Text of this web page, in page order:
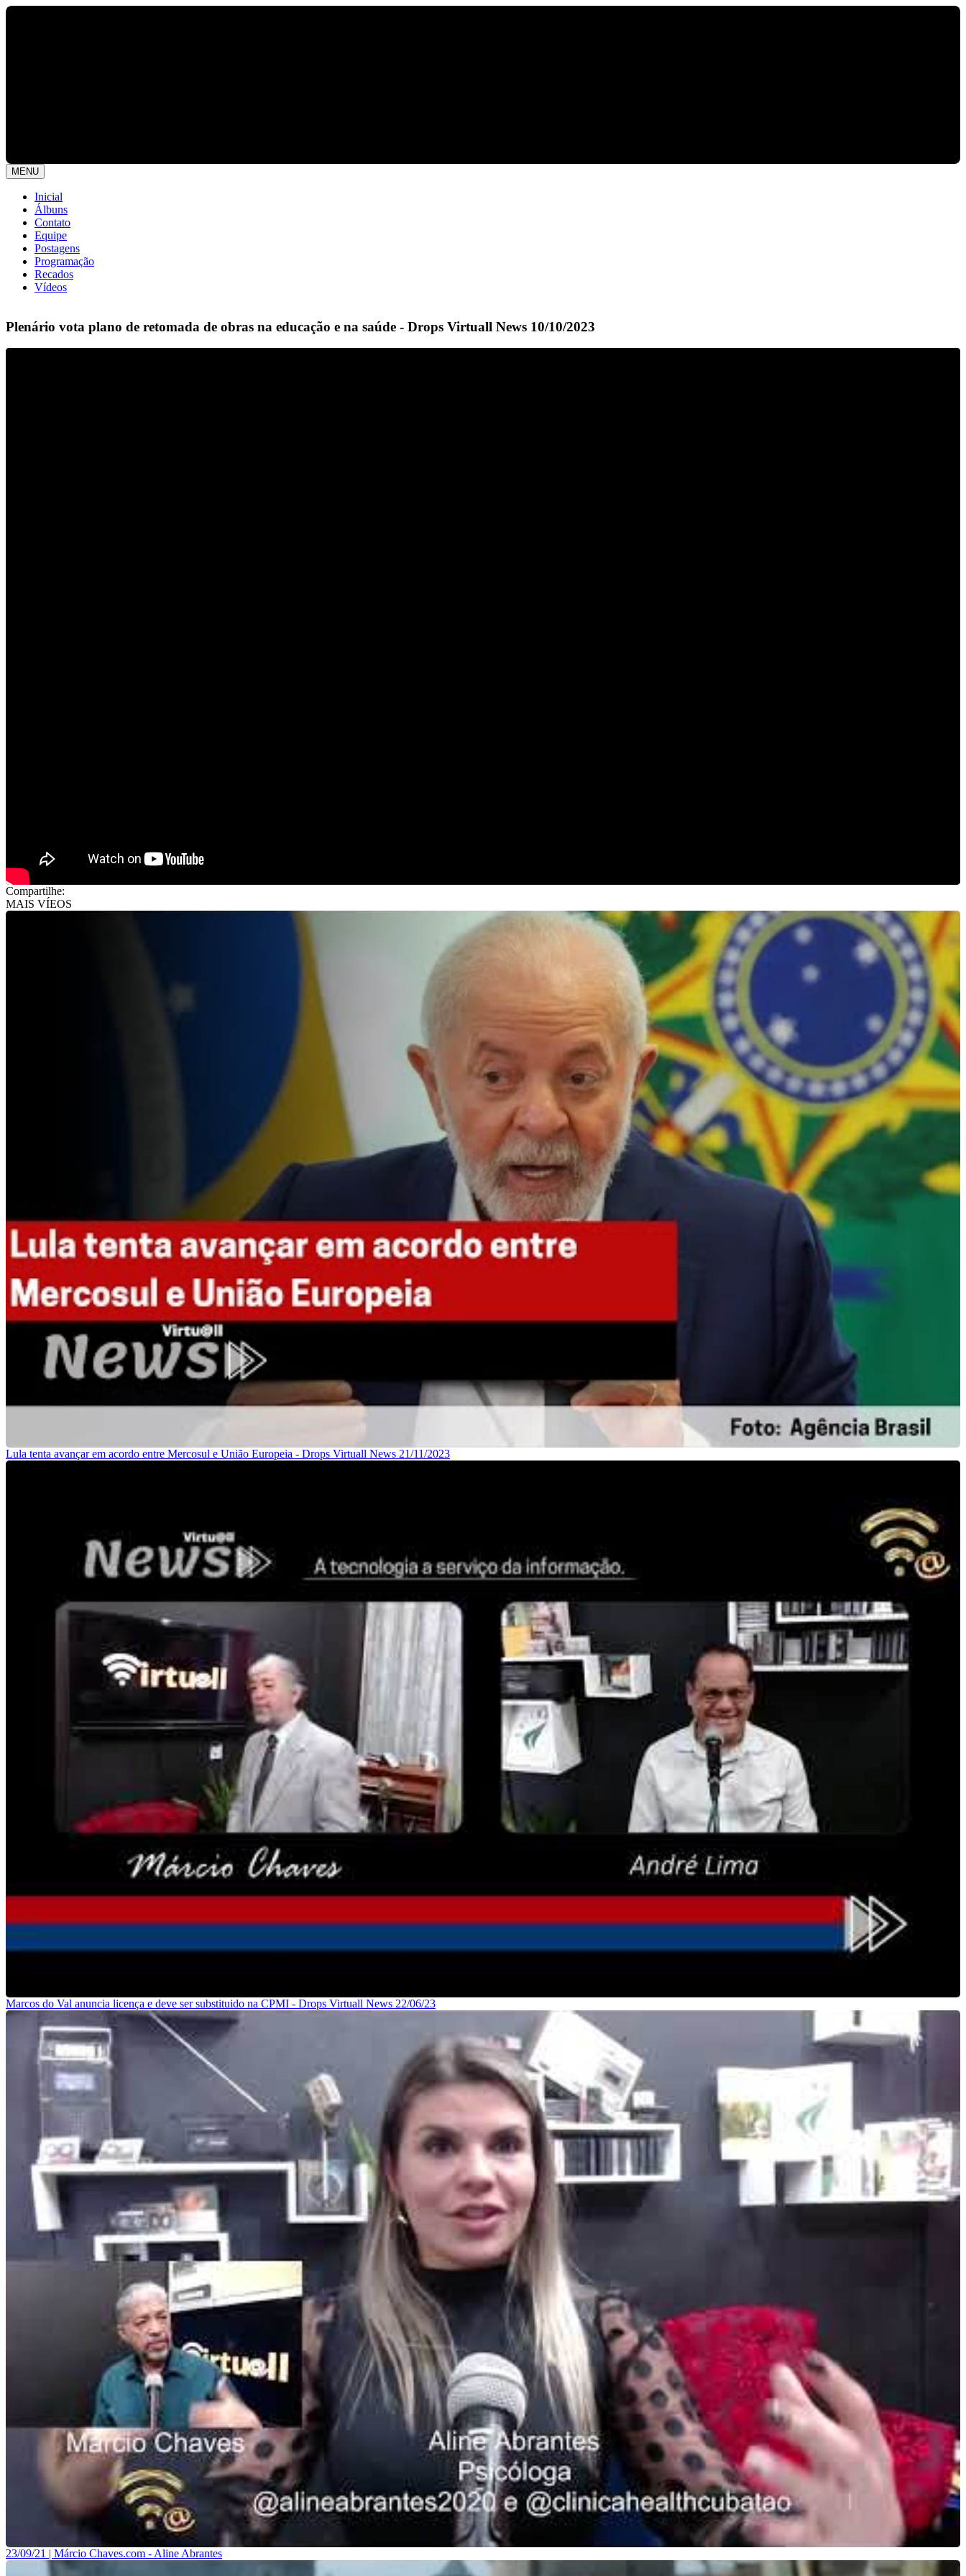
MENU
Inicial
Álbuns
Contato
Equipe
Postagens
Programação
Recados
Vídeos
Plenário vota plano de retomada de obras na educação e na saúde - Drops Virtuall News 10/10/2023
Compartilhe:
MAIS VÍEOS
Lula tenta avançar em acordo entre Mercosul e União Europeia - Drops Virtuall News 21/11/2023
Marcos do Val anuncia licença e deve ser substituido na CPMI - Drops Virtuall News 22/06/23
23/09/21 | Márcio Chaves.com - Aline Abrantes